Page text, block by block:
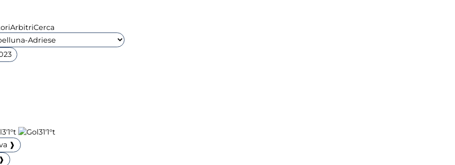
ArbitriCerca
3'1°t 31'1°t
❱